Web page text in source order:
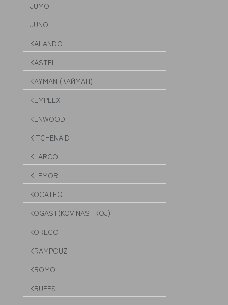
JUMO
JUNO
KALANDO
KASTEL
KAYMAN (КАЙМАН)
KEMPLEX
KENWOOD
KITCHENAID
KLARCO
KLEMOR
KOCATEQ
KOGAST(KOVINASTROJ)
KORECO
KRAMPOUZ
KROMO
KRUPPS